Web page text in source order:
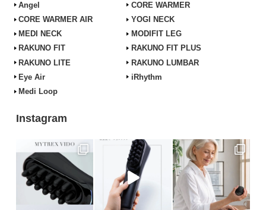
Angel
CORE WARMER
CORE WARMER AIR
YOGI NECK
MEDI NECK
MODIFIT LEG
RAKUNO FIT
RAKUNO FIT PLUS
RAKUNO LITE
RAKUNO LUMBAR
Eye Air
iRhythm
Medi Loop
Instagram